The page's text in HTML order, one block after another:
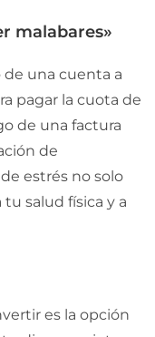
malabares»
una cuenta a
pagar la cuota de
de una factura
de
estrés no solo
salud física y a
es la opción